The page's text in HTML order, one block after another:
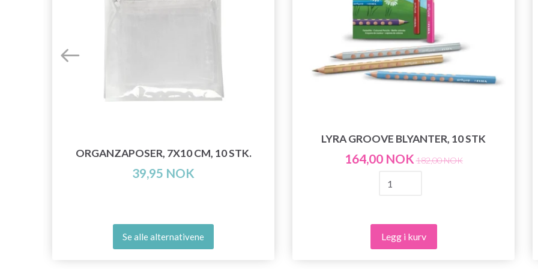
ORGANZAPOSER, 7X10 CM, 10 STK.
39,95 NOK
Se alle alternativene
LYRA GROOVE BLYANTER, 10 STK
164,00 NOK 182,00 NOK
Legg i kurv